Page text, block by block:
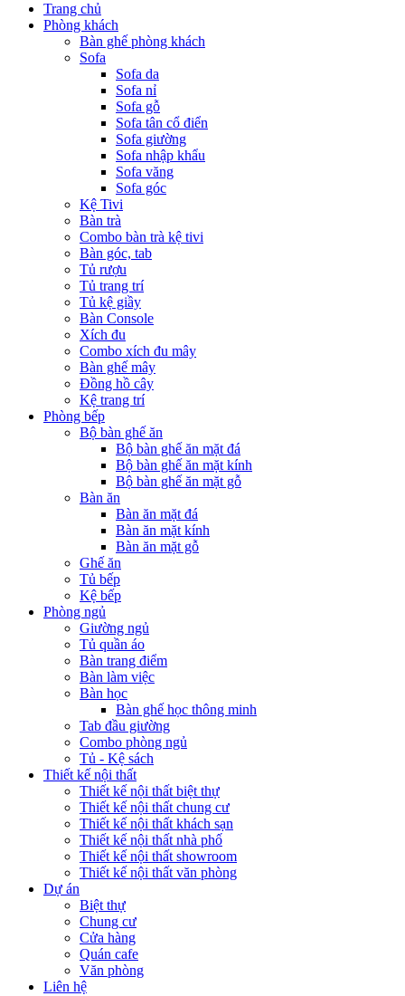
Trang chủ
Phòng khách
Bàn ghế phòng khách
Sofa
Sofa da
Sofa nỉ
Sofa gỗ
Sofa tân cổ điển
Sofa giường
Sofa nhập khẩu
Sofa văng
Sofa góc
Kệ Tivi
Bàn trà
Combo bàn trà kệ tivi
Bàn góc, tab
Tủ rượu
Tủ trang trí
Tủ kệ giầy
Bàn Console
Xích đu
Combo xích đu mây
Bàn ghế mây
Đồng hồ cây
Kệ trang trí
Phòng bếp
Bộ bàn ghế ăn
Bộ bàn ghế ăn mặt đá
Bộ bàn ghế ăn mặt kính
Bộ bàn ghế ăn mặt gỗ
Bàn ăn
Bàn ăn mặt đá
Bàn ăn mặt kính
Bàn ăn mặt gỗ
Ghế ăn
Tủ bếp
Kệ bếp
Phòng ngủ
Giường ngủ
Tủ quần áo
Bàn trang điểm
Bàn làm việc
Bàn học
Bàn ghế học thông minh
Tab đầu giường
Combo phòng ngủ
Tủ - Kệ sách
Thiết kế nội thất
Thiết kế nội thất biệt thự
Thiết kế nội thất chung cư
Thiết kế nội thất khách sạn
Thiết kế nội thất nhà phố
Thiết kế nội thất showroom
Thiết kế nội thất văn phòng
Dự án
Biệt thự
Chung cư
Cửa hàng
Quán cafe
Văn phòng
Liên hệ